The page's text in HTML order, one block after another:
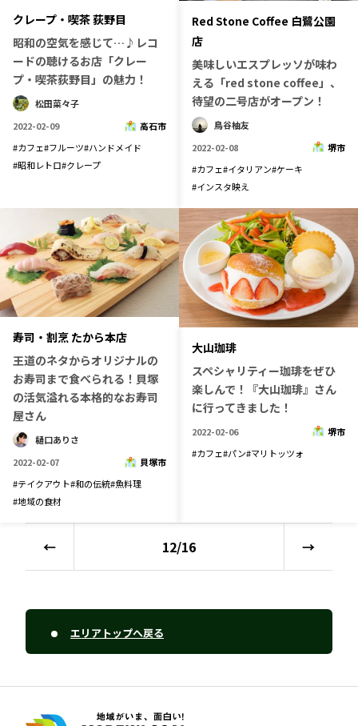
クレープ・喫茶 荻野目
昭和の空気を感じて…♪レコ
ードの聴けるお店「クレー
プ・喫茶荻野目」の魅力！
松田菜々子
2022-02-09
高石市
#カフェ#フルーツ#ハンドメイド
#昭和レトロ#クレープ
Red Stone Coffee 白鷺公園
店
美味しいエスプレッソが味わ
える「red stone coffee」、
待望の二号店がオープン！
鳥谷柚友
2022-02-08
堺市
#カフェ#イタリアン#ケーキ
#インスタ映え
寿司・割烹 たから本店
王道のネタからオリジナルの
お寿司まで食べられる！貝塚
の活気溢れる本格的なお寿司
屋さん
樋口ありさ
2022-02-07
貝塚市
#テイクアウト#和の伝統#魚料理
#地域の食材
大山珈琲
スペシャリティー珈琲をぜひ
楽しんで！『大山珈琲』さん
に行ってきました！
2022-02-06
堺市
#カフェ#パン#マリトッツォ
← 12/16 →
エリアトップへ戻る